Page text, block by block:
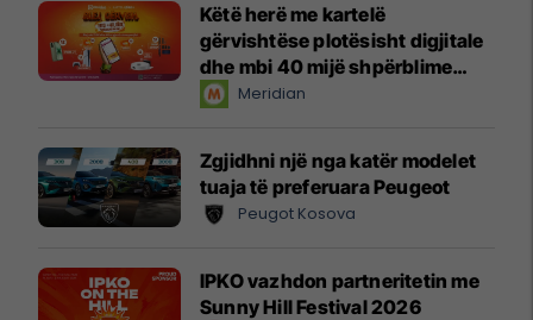
Këtë herë me kartelë
gërvishtëse plotësisht digjitale
dhe mbi 40 mijë shpërblime
instant!Meridian
Zgjidhni një nga katër modelet
tuaja të preferuara Peugeot
Peugot Kosova
IPKO vazhdon partneritetin me
Sunny Hill Festival 2026